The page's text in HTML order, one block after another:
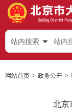
站内搜索
网站首页 > 政务公开 >
北京